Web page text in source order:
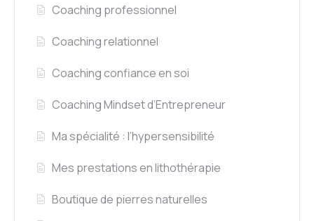
Coaching professionnel
Coaching relationnel
Coaching confiance en soi
Coaching Mindset d’Entrepreneur
Ma spécialité : l’hypersensibilité
Mes prestations en lithothérapie
Boutique de pierres naturelles